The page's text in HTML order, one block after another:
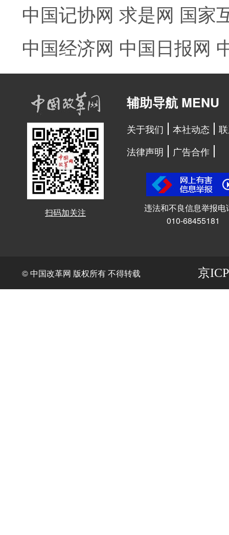
中国记协网 求是网 国家
中国经济网 中国日报网
扫码加关注
辅助导航 MENU
关于我们 本社动态
法律声明
广告合作
违法和不良信息举报电
010-68455181
© 中国改革网 版权所有 不得转载 京